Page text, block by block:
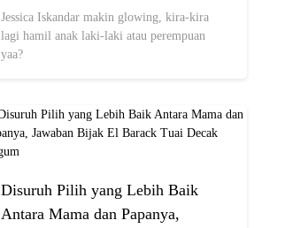
dengan Positif Vibes
Jessica Iskandar makin glowing, kira-kira
lagi hamil anak laki-laki atau perempuan
yaa?
Disuruh Pilih yang Lebih Baik
Antara Mama dan Papanya,